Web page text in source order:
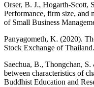
Orser, B. J., Hogarth-Scott,
Performance, firm size, and
of Small Business
Panyagometh, K. (2020).
Stock Exchange of
Saechua, B., Thongchan,
between characteristics of
Buddhist Education and